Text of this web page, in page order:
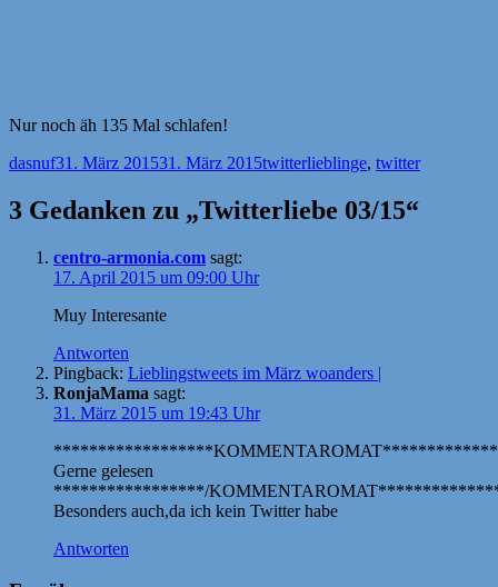
Nur noch äh 135 Mal schlafen!
Autor
dasnufVeröffentlicht
31. März 201531. März 2015Kategorien
twitterSchlagwörter
lieblinge, twitter
3 Gedanken zu „Twitterliebe 03/15“
centro-armonia.com sagt:
17. April 2015 um 09:00 Uhr
Muy Interesante
Antworten
Pingback: Lieblingstweets im März woanders |
RonjaMama sagt:
31. März 2015 um 19:43 Uhr
Gerne gelesen
*****************/
Besonders auch,da ich kein Twitter habe
Antworten